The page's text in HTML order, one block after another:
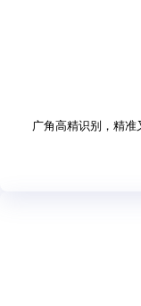
广角高精识别，精